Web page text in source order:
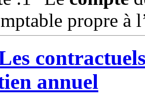
propre à
annuel